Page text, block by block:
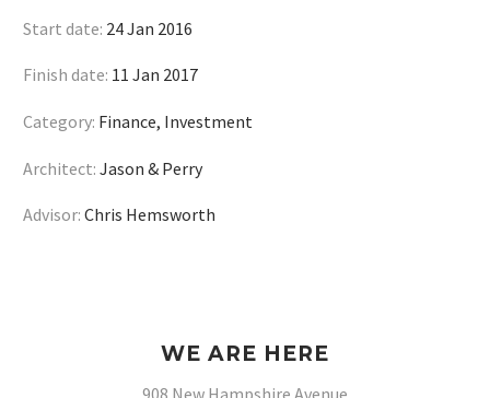
Start date: 24 Jan 2016
Finish date: 11 Jan 2017
Category: Finance, Investment
Architect: Jason & Perry
Advisor: Chris Hemsworth
WE ARE HERE